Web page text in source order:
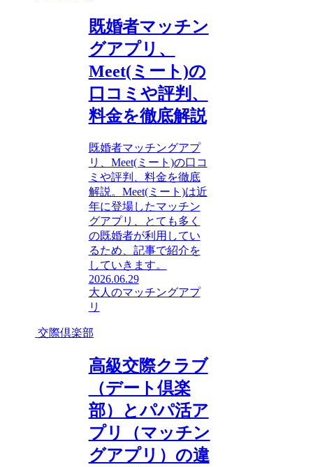
既婚者マッチン
グアプリ、
Meet(ミート)の
口コミや評判、
料金を徹底解説
既婚者マッチングアプ
リ、Meet(ミート)の口コ
ミや評判、料金を徹底
解説。Meet(ミート)は近
年に登場したマッチン
グアプリ、とても多く
の既婚者が利用してい
るため、記事で紹介を
していきます。
2026.06.29
大人のマッチングアプ
リ
交際倶楽部
高級交際クラブ
（デート倶楽
部）とパパ活ア
プリ（マッチン
グアプリ）の違